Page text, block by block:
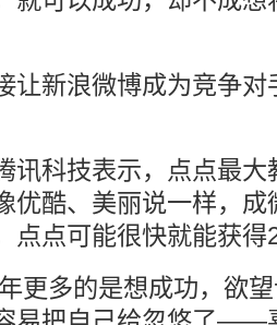
让新浪微博成为竞争
讯科技表示，点点最
优酷、美丽说一样，
点点可能很快就能获得
更多的是想成功，欲